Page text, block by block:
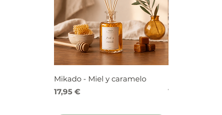
Mikado - Miel y caramelo
Precio
17,95 €
Precio
17,95 €